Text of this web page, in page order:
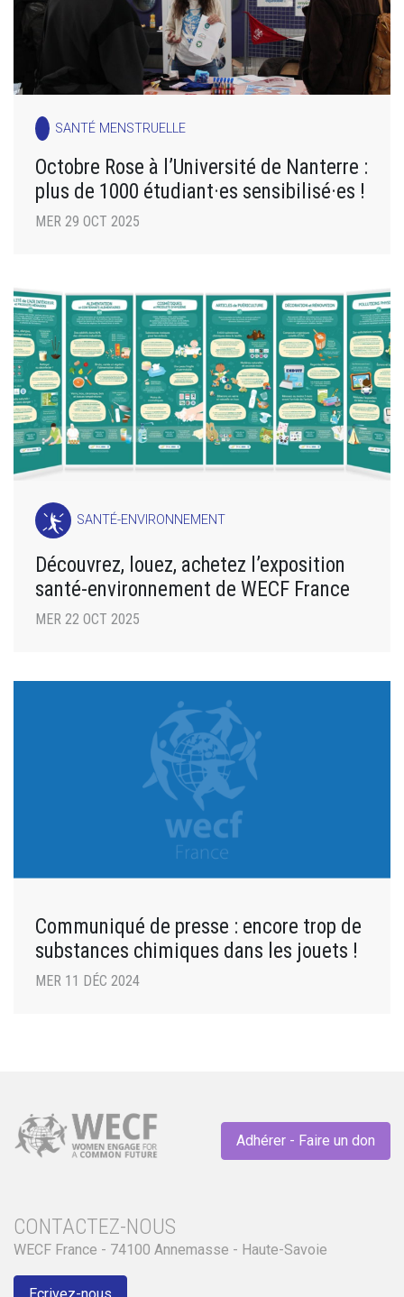
SANTÉ MENSTRUELLE
Octobre Rose à l’Université de Nanterre :
plus de 1000 étudiant·es sensibilisé·es !
MER 29 OCT 2025
SANTÉ-ENVIRONNEMENT
Découvrez, louez, achetez l’exposition
santé-environnement de WECF France
MER 22 OCT 2025
Communiqué de presse : encore trop de
substances chimiques dans les jouets !
MER 11 DÉC 2024
Adhérer - Faire un don
CONTACTEZ-NOUS
WECF France - 74100 Annemasse - Haute-Savoie
Ecrivez-nous